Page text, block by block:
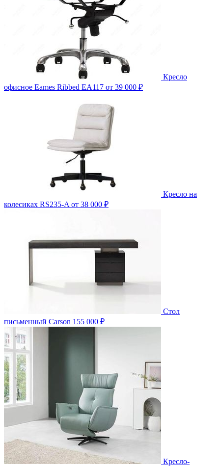
Кресло
офисное Eames Ribbed EA117 от 39 000 ₽
Кресло на
колесиках RS235-A от 38 000 ₽
Стол
письменный Carson 155 000 ₽
Кресло-